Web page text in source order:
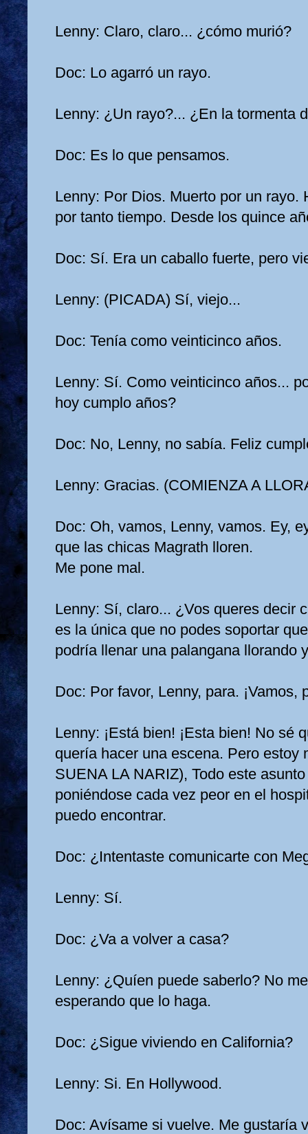
Lenny: Claro, claro... ¿cómo murió?
Doc: Lo agarró un rayo.
Lenny: ¿Un rayo?... ¿En la tormenta
Doc: Es lo que pensamos.
Lenny: Por Dios. Muerto por un rayo.
por tanto tiempo. Desde los quince
Doc: Sí. Era un caballo fuerte, pero
Lenny: (PICADA) Sí, viejo...
Doc: Tenía como veinticinco años.
Lenny: Sí. Como veinticinco años...
hoy cumplo años?
Doc: No, Lenny, no sabía. Feliz
Lenny: Gracias. (COMIENZA A
Doc: Oh, vamos, Lenny, vamos. Ey,
que las chicas Magrath lloren.
Me pone mal.
Lenny: Sí, claro... ¿Vos queres decir
es la única que no podes soportar
podría llenar una palangana llorando
Doc: Por favor, Lenny, para. ¡Vamos,
Lenny: ¡Está bien! ¡Esta bien! No sé
quería hacer una escena. Pero estoy
SUENA LA NARIZ), Todo este
poniéndose cada vez peor en el
puedo encontrar.
Doc: ¿Intentaste comunicarte con
Lenny: Sí.
Doc: ¿Va a volver a casa?
Lenny: ¿Quíen puede saberlo? No
esperando que lo haga.
Doc: ¿Sigue viviendo en California?
Lenny: Si. En Hollywood.
Doc: Avísame si vuelve. Me gustaría